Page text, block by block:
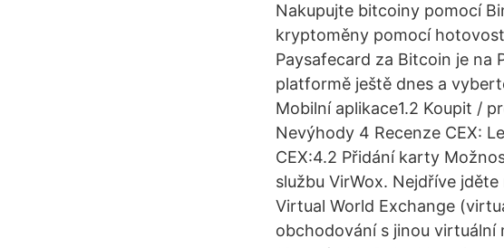
Nakupujte bitcoiny pomocí
kryptoměny pomocí
Paysafecard za Bitcoin je na
platformě ještě dnes a
Mobilní aplikace1.2 Koupit /
Nevýhody 4 Recenze CEX:
CEX:4.2 Přidání karty
službu VirWox. Nejdříve
Virtual World Exchange
obchodování s jinou virtuální